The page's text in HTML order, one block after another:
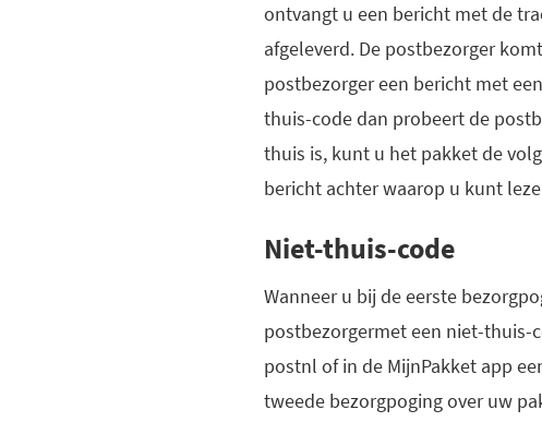
ontvangt u een bericht met de
afgeleverd. De postbezorger
postbezorger een bericht met
thuis-code dan probeert de
thuis is, kunt u het pakket de
bericht achter waarop u kunt
Niet-thuis-code
Wanneer u bij de eerste
postbezorgermet een niet-thuis-
postnl of in de MijnPakket app
tweede bezorgpoging over uw